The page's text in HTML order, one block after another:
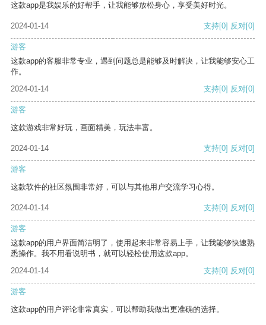
这款app是我娱乐的好帮手，让我能够放松身心，享受美好时光。
2024-01-14 支持[0] 反对[0]
游客
这款app的客服非常专业，遇到问题总是能够及时解决，让我能够安心工
作。
2024-01-14
支持[0] 反对[0]
游客
这款游戏非常好玩，画面精美，玩法丰富。
2024-01-14 支持[0] 反对[0]
游客
这款软件的社区氛围非常好，可以与其他用户交流学习心得。
2024-01-14 支持[0] 反对[0]
游客
这款app的用户界面简洁明了，使用起来非常容易上手，让我能够快速熟
悉操作。我不用看说明书，就可以轻松使用这款app。
2024-01-14
支持[0] 反对[0]
游客
这款app的用户评论非常真实，可以帮助我做出更准确的选择。